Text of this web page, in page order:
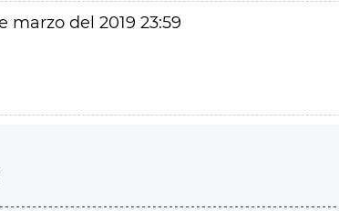
marzo del 2019 23:59